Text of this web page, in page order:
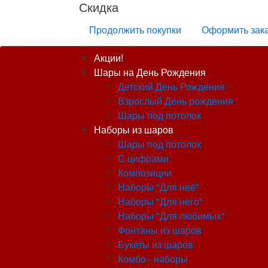
Скидка
Продолжить покупки
Оформить
Акции!
Шары на День Рождения
Детский День Рождения
Взрослый День рождения
Шары под потолок
Наборы из шаров
Шары под потолок
С цифрами
Композиции
Наборы "Для неё"
Наборы "Для него"
Наборы "Для любимых"
Фонтаны из шаров
Букеты из шаров
Комбо - наборы